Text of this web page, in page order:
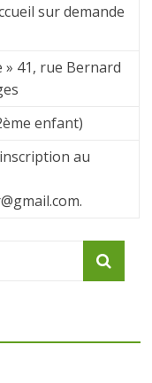
sur demande
» 41, rue Bernard
enfant)
au